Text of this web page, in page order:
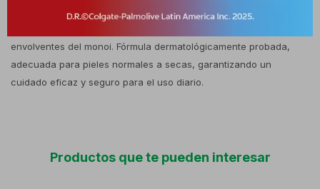
agentes humectantes que refuerzan la hidratación. La fragancia
envolventes del monoi. Fórmula dermatológicamente probada,
adecuada para pieles normales a secas, garantizando un
cuidado eficaz y seguro para el uso diario.
Productos que te pueden interesar